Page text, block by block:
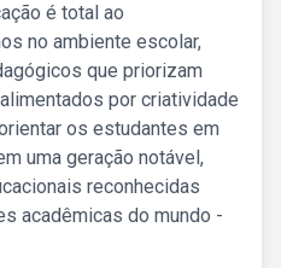
é total ao
no ambiente escolar,
que priorizam
por criatividade
os estudantes em
uma geração notável,
reconhecidas
acadêmicas do mundo -